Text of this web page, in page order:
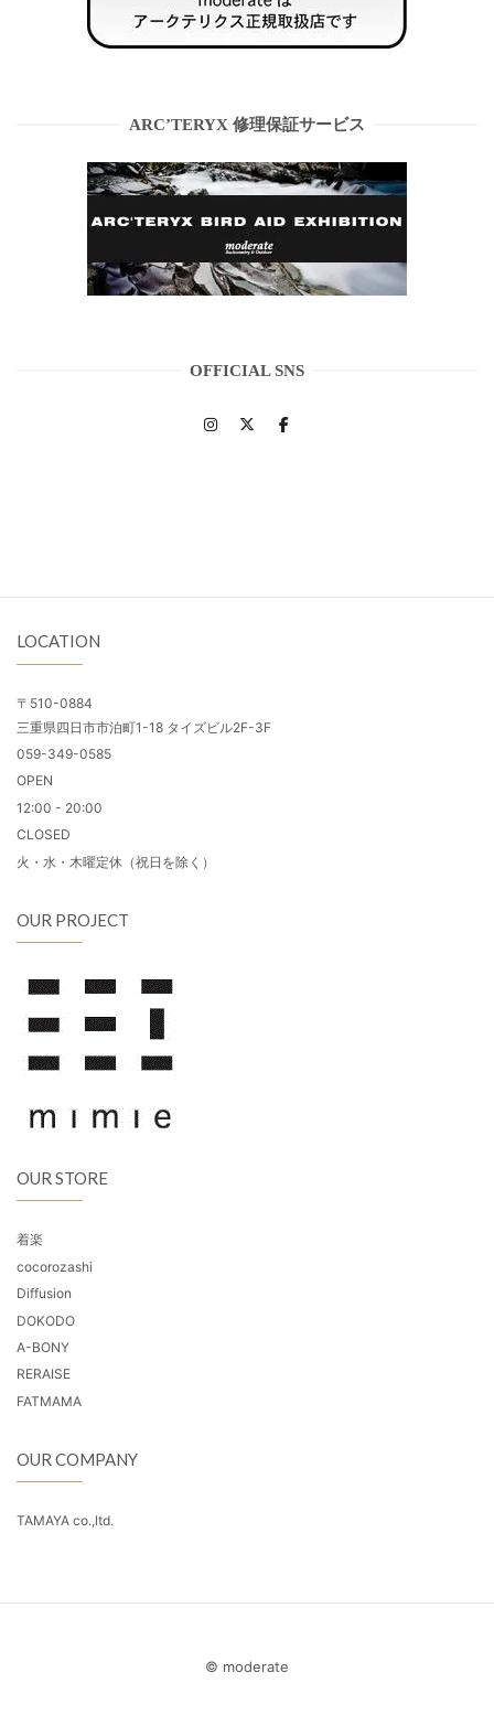
ARC’TERYX 修理保証サービス
OFFICIAL SNS
LOCATION
〒510-0884
三重県四日市市泊町1-18 タイズビル2F-3F
059-349-0585
OPEN
12:00 - 20:00
CLOSED
火・水・木曜定休（祝日を除く）
OUR PROJECT
OUR STORE
着楽
cocorozashi
Diffusion
DOKODO
A-BONY
RERAISE
FATMAMA
OUR COMPANY
TAMAYA co.,ltd.
© moderate